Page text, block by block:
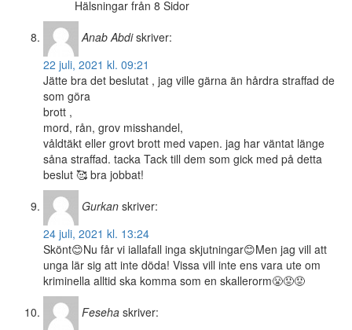
Hälsningar från 8 Sidor
Anab Abdi skriver:
22 juli, 2021 kl. 09:21
Jätte bra det beslutat , jag ville gärna än hårdra straffad de
som göra
brott ,
mord, rån, grov misshandel,
våldtäkt eller grovt brott med vapen. jag har väntat länge
såna straffad. tacka Tack till dem som gick med på detta
beslut 🥰 bra jobbat!
Gurkan skriver:
24 juli, 2021 kl. 13:24
Skönt😊Nu får vi iallafall inga skjutningar😊Men jag vill att
unga lär sig att inte döda! Vissa vill inte ens vara ute om
kriminella alltid ska komma som en skallerorm😤😡😡
Feseha skriver: